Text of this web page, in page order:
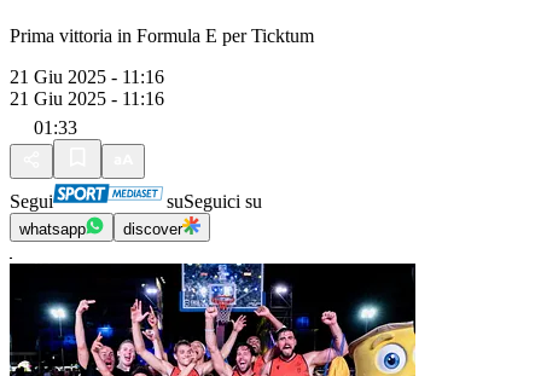
Prima vittoria in Formula E per Ticktum
21 Giu 2025 - 11:16
21 Giu 2025 - 11:16
01:33
Segui suSeguici su
whatsapp discover